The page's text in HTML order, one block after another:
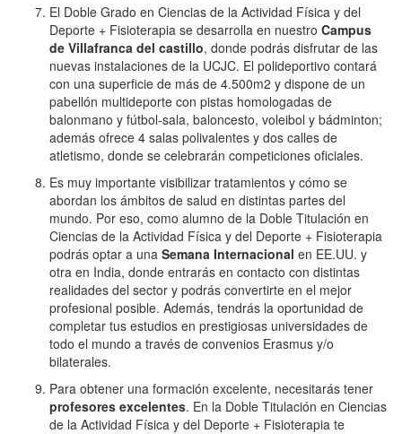
El Doble Grado en Ciencias de la Actividad Física y del
Deporte + Fisioterapia se desarrolla en nuestro Campus
de Villafranca del castillo, donde podrás disfrutar de las
nuevas instalaciones de la UCJC. El polideportivo contará
con una superficie de más de 4.500m2 y dispone de un
pabellón multideporte con pistas homologadas de
balonmano y fútbol-sala, baloncesto, voleibol y bádminton;
además ofrece 4 salas polivalentes y dos calles de
atletismo, donde se celebrarán competiciones oficiales.
Es muy importante visibilizar tratamientos y cómo se
abordan los ámbitos de salud en distintas partes del
mundo. Por eso, como alumno de la Doble Titulación en
Ciencias de la Actividad Física y del Deporte + Fisioterapia
podrás optar a una Semana Internacional en EE.UU. y
otra en India, donde entrarás en contacto con distintas
realidades del sector y podrás convertirte en el mejor
profesional posible. Además, tendrás la oportunidad de
completar tus estudios en prestigiosas universidades de
todo el mundo a través de convenios Erasmus y/o
bilaterales.
Para obtener una formación excelente, necesitarás tener
profesores excelentes. En la Doble Titulación en Ciencias
de la Actividad Física y del Deporte + Fisioterapia te